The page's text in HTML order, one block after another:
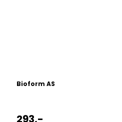
Bioform AS
293,-